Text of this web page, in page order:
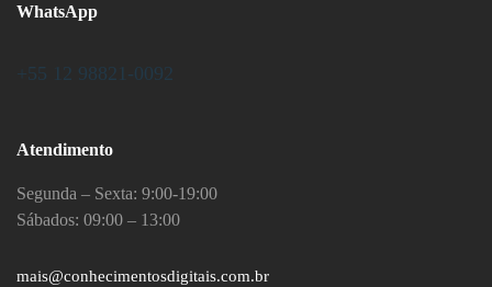
WhatsApp
+55 12 98821-0092
Atendimento
Segunda – Sexta: 9:00-19:00
Sábados: 09:00 – 13:00
mais@conhecimentosdigitais.com.br